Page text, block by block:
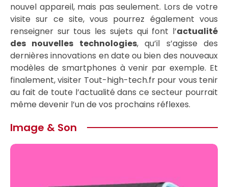
nouvel appareil, mais pas seulement. Lors de votre
visite sur ce site, vous pourrez également vous
renseigner sur tous les sujets qui font l’actualité
des nouvelles technologies, qu’il s’agisse des
dernières innovations en date ou bien des nouveaux
modèles de smartphones à venir par exemple. Et
finalement, visiter Tout-high-tech.fr pour vous tenir
au fait de toute l’actualité dans ce secteur pourrait
même devenir l’un de vos prochains réflexes.
Image & Son